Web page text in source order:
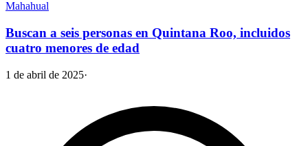
Mahahual
Buscan a seis personas en Quintana Roo, incluidos
cuatro menores de edad
1 de abril de 2025·